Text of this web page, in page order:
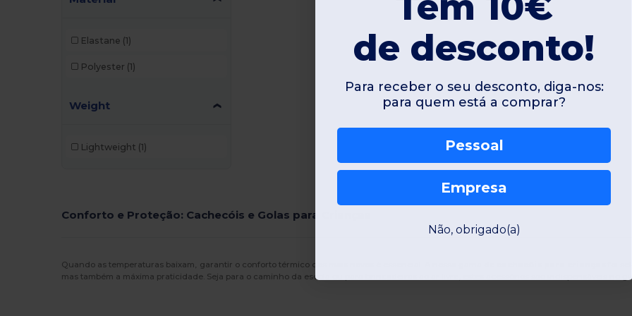
Elastane (1)
Polyester (1)
Weight
Lightweight (1)
Conforto e Proteção: Cachecóis e Golas para Crianças
Quando as temperaturas baixam, garantir o conforto térmico dos mais novos é essencial. A nossa gama de
foi
mas também a máxima praticidade. Seja para o caminho da escola ou para brincadeiras ao ar livre, estes acessórios são indispensáveis no
de desconto!
Para receber o seu desconto, diga-nos:
para quem está a comprar?
Pessoal
Empresa
Não, obrigado(a)